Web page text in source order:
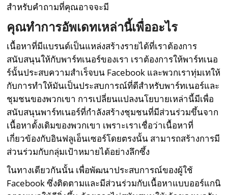
สำหรับคำถามที่คุณอาจจะมี
คุณทำการอัพเดทเหล่านี้เพื่ออะไร
เนื้อหาที่มีแบรนด์เป็นแหล่งสร้างรายได้ที่เราต้องการ
สนับสนุนให้กับพาร์ทเนอร์ของเรา เราต้องการให้พาร์ทเนอ
ร์นั้นประสบความสำเร็จบน Facebook และพวกเราทุ่มเทให้
กับการทำให้มันเป็นประสบการณ์ที่ดีสำหรับพาร์ทเนอร์และ
ชุมชนของพวกเขา การเปลี่ยนแปลงนโยบายเหล่านี้มีเพื่อ
สนับสนุนพาร์ทเนอร์ที่กำลังสร้างชุมชนที่มีส่วนร่วมขึ้นจาก
เนื้อหาดั้งเดิมของพวกเขา เพราะเราเชื่อว่าเนื้อหาที่
เกี่ยวข้องกับอินฟลูเอ็นเซอร์โดยตรงนั้น สามารถสร้างการมี
ส่วนร่วมกับกลุ่มเป้าหมายได้อย่างลึกซึ้ง
ในทางเดียวกันนั้น เพื่อพัฒนาประสบการณ์ของผู้ใช้
Facebook ซึ่งติดตามและมีส่วนร่วมกับเนื้อหาแบบออร์แกนิ